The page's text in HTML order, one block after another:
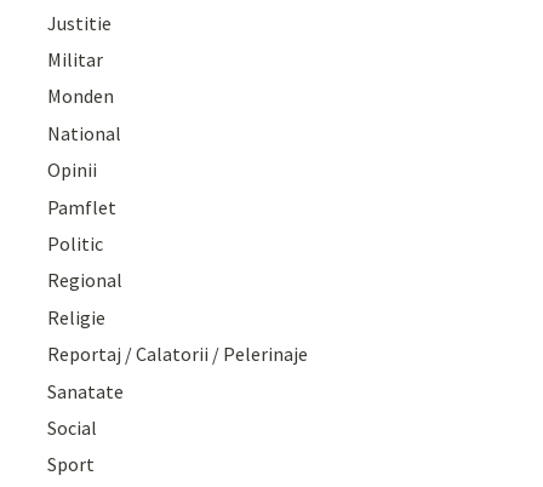
Justitie
Militar
Monden
National
Opinii
Pamflet
Politic
Regional
Religie
Reportaj / Calatorii / Pelerinaje
Sanatate
Social
Sport